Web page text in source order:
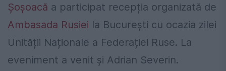
Șoșoacă a participat recepția organizată de
Ambasada Rusiei la București cu ocazia zilei
Unității Naționale a Federației Ruse. La
eveniment a venit și Adrian Severin.